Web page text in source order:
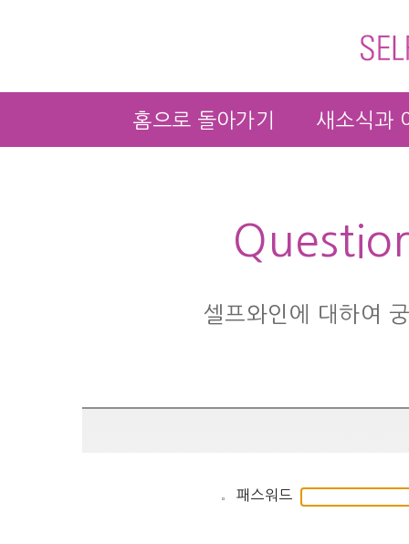
홈으로 돌아가기 새소식과
셀프와인에 대하여
패스워드